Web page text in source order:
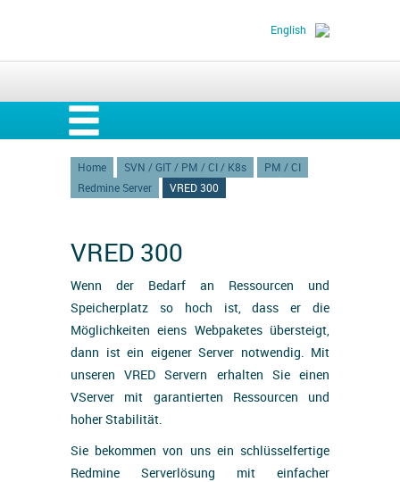
English
Home SVN / GIT / PM / CI / K8s
PM / CI
Redmine Server
VRED 300
VRED 300
Wenn der Bedarf an Ressourcen und
Speicherplatz so hoch ist, dass er die
Möglichkeiten eiens Webpaketes übersteigt,
dann ist ein eigener Server notwendig. Mit
unseren VRED Servern erhalten Sie einen
VServer mit garantierten Ressourcen und
hoher Stabilität.
Sie bekommen von uns ein schlüsselfertige
Redmine Serverlösung mit einfacher